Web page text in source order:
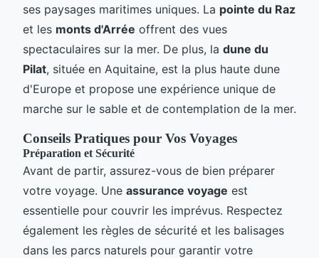
ses paysages maritimes uniques. La pointe du Raz
et les monts d'Arrée offrent des vues
spectaculaires sur la mer. De plus, la dune du
Pilat, située en Aquitaine, est la plus haute dune
d'Europe et propose une expérience unique de
marche sur le sable et de contemplation de la mer.
Conseils Pratiques pour Vos Voyages
Préparation et Sécurité
Avant de partir, assurez-vous de bien préparer
votre voyage. Une assurance voyage est
essentielle pour couvrir les imprévus. Respectez
également les règles de sécurité et les balisages
dans les parcs naturels pour garantir votre